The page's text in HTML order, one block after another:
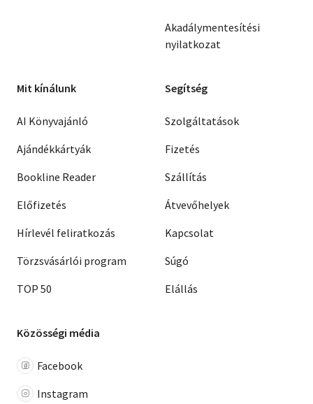
Akadálymentesítési
nyilatkozat
Mit kínálunk
AI Könyvajánló
Ajándékkártyák
Bookline Reader
Előfizetés
Hírlevél feliratkozás
Törzsvásárlói program
TOP 50
Segítség
Szolgáltatások
Fizetés
Szállítás
Átvevőhelyek
Kapcsolat
Súgó
Elállás
Közösségi média
Facebook
Instagram